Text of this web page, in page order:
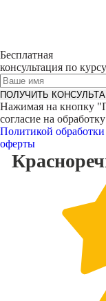
Бесплатная
консультация по курсу
ПОЛУЧИТЬ
Нажимая на кнопку "
согласие на
Политикой
оферты